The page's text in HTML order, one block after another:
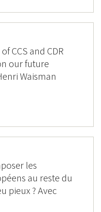
CCS and CDR
our future
Waisman
les
au reste du
pieux ? Avec